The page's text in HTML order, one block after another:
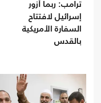
ترامب: ربما أزور
إسرائيل لافتتاح
السفارة الأمريكية
بالقدس